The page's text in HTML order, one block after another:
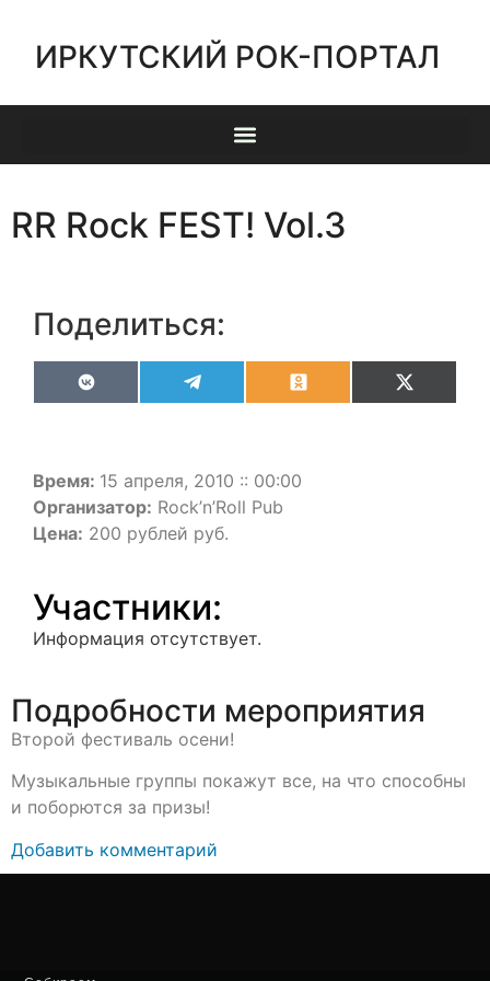
ИРКУТСКИЙ РОК-ПОРТАЛ
RR Rock FEST! Vol.3
Поделиться:
VK OdnoklassnikiX
(Twitter)
Время: 15 апреля, 2010 :: 00:00
Организатор: Rock’n’Roll Pub
Цена: 200 рублей руб.
Участники:
Информация отсутствует.
Подробности мероприятия
Второй фестиваль осени!
Музыкальные группы покажут все, на что способны
и поборются за призы!
Добавить комментарий